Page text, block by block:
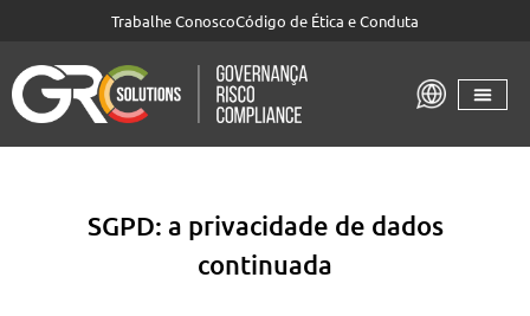
Trabalhe ConoscoCódigo de Ética e Conduta
SGPD: a privacidade de dados
continuada